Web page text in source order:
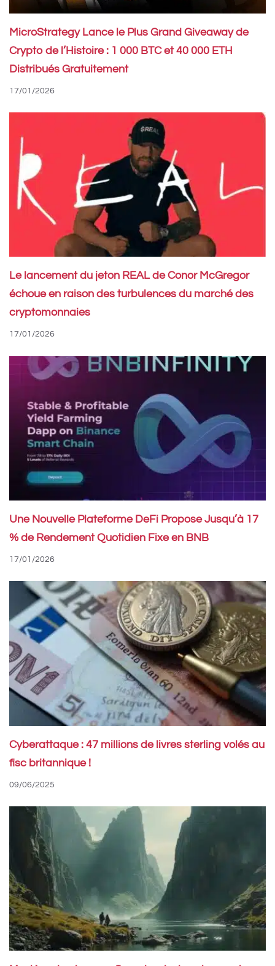
MicroStrategy Lance le Plus Grand Giveaway de
Crypto de l’Histoire : 1 000 BTC et 40 000 ETH
Distribués Gratuitement
17/01/2026
Le lancement du jeton REAL de Conor McGregor
échoue en raison des turbulences du marché des
cryptomonnaies
17/01/2026
Une Nouvelle Plateforme DeFi Propose Jusqu’à 17
% de Rendement Quotidien Fixe en BNB
17/01/2026
Cyberattaque : 47 millions de livres sterling volés au
fisc britannique !
09/06/2025